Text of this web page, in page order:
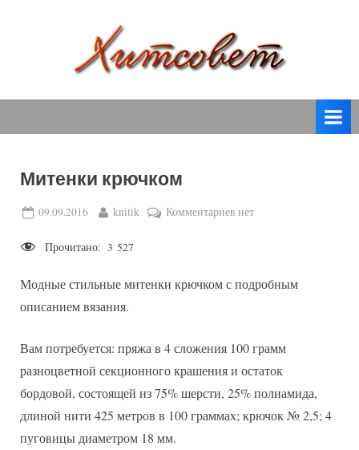
т
о
в
спицами,
крючком,
вязаные
модели
с
Митенки крючком
Posted
09.09.2016 By
knitik Комментариевкнет
Прочитано: 3 527
Модные стильные митенки крючком с подробным
описанием вязания.
Вам потребуется: пряжа в 4 сложения 100 грамм
разноцветной секционного крашения и остаток
бордовой, состоящей из 75% шерсти, 25% полиамида,
длиной нити 425 метров в 100 граммах; крючок № 2,5; 4
пуговицы диаметром 18 мм.